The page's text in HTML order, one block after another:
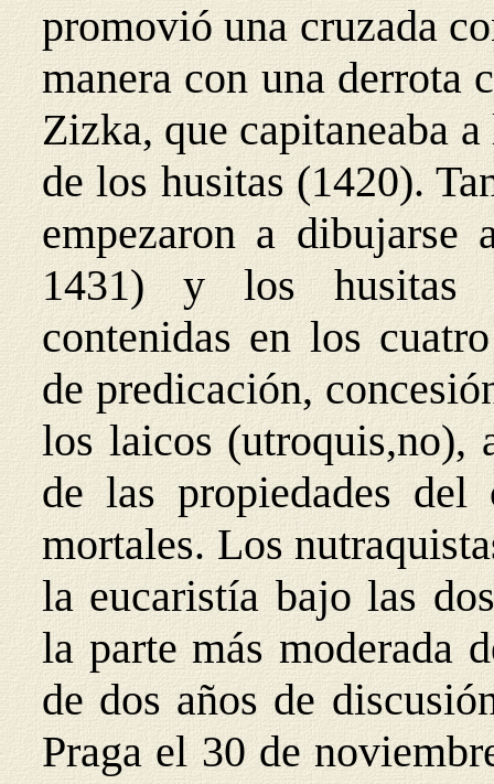
promovió una cruzada
manera con una derrota
Zizka, que capitaneaba
de los husitas (1420).
empezaron a
1431) y los husitas
contenidas en los
de predicación,
los laicos (utroquis,no),
de las propiedades del
mortales. Los
la eucaristía bajo las
la parte más moderada
de dos años de
Praga el 30 de